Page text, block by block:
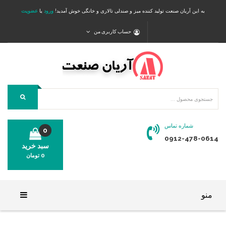
به این آریان صنعت تولید کننده میز و صندلی تالاری و خانگی خوش آمدید! ورود یا عضویت
حساب کاربری من
شماره تماس
0912-478-0614
سبد خرید
0
0 تومان
منو